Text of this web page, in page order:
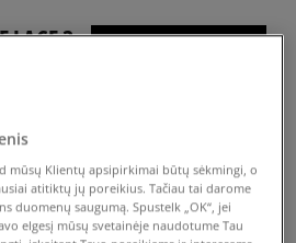
LACE 3
mūsų Klientų apsipirkimai būtų sėkmingi, o
atitiktų jų poreikius. Tačiau tai darome
duomenų saugumą. Spustelk „OK“, jei
elgesį mūsų svetainėje naudotume Tau